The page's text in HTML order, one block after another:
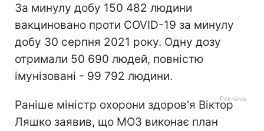
За минулу добу 150 482 людини
вакциновано проти COVID-19 за минулу
добу 30 серпня 2021 року. Одну дозу
отримали 50 690 людей, повністю
імунізовані - 99 792 людини.
Раніше міністр охорони здоров'я Віктор
Ляшко заявив, що МОЗ виконає план